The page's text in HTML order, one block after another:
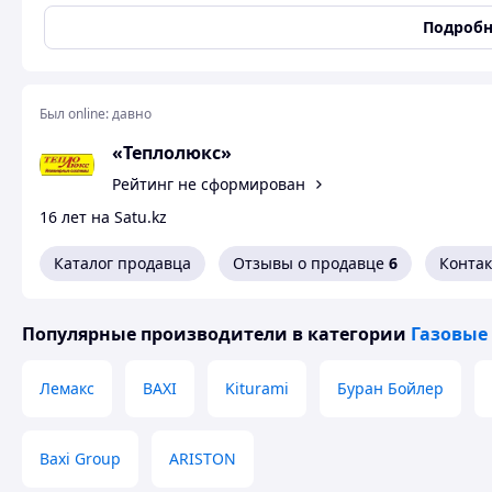
Цвет
Белый
вертикальном исполнении на основе передовых
Коэффициент полезного действия котлов превышает
обладает более высокой надежностью и
мощности при соблюдении рекомендаций завода-
Котлы CRONOS предназначены для отопления и
школ, больниц, многоквартирных домов, ресторанов и
мощности удобны и экономичны в эксплуатации, имеют
Похожие товары по характеристикам
Был online:давно
«Теплолюкс»
Рейтинг не сформирован
16 лет на Satu.kz
Каталог продавца Отзывы о продавце 6
Популярные производители в категории
Лемакс BAXI Kiturami Буран Бойлер
Baxi Group ARISTON